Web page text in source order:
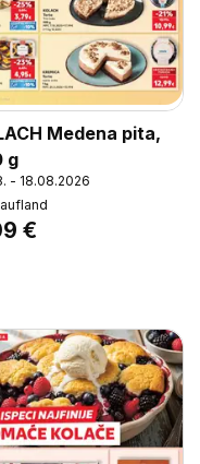
Medena pita,
g
- 18.08.2026
€